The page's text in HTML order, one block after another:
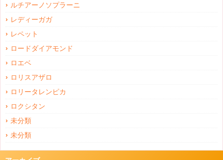
ルチアーノソプラーニ
レディーガガ
レペット
ロードダイアモンド
ロエベ
ロリスアザロ
ロリータレンピカ
ロクシタン
未分類
未分類